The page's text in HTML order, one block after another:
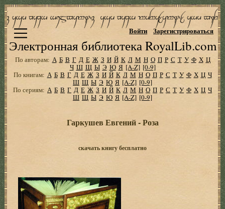
Электронная библиотека RoyalLib.com
Войти Зарегистрироваться
По авторам: А Б В Г Д Е Ж З И Й К Л М Н О П Р С Т У Ф Х Ц
Ч Ш Щ Ы Э Ю Я [A-Z] [0-9]
По книгам: А Б В Г Д Е Ж З И Й К Л М Н О П Р С Т У Ф Х Ц Ч
Ш Щ Ы Э Ю Я [A-Z] [0-9]
По сериям: А Б В Г Д Е Ж З И Й К Л М Н О П Р С Т У Ф Х Ц Ч
Ш Щ Ы Э Ю Я [A-Z] [0-9]
Гаркушев Евгений - Роза
скачать книгу бесплатно